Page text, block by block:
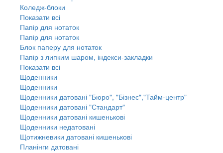
Коледж-блоки
Показати всі
Папір для нотаток
Папір для нотаток
Блок паперу для нотаток
Папір з липким шаром, індекси-закладки
Показати всі
Щоденники
Щоденники
Щоденники датовані "Бюро", "Бізнес","Тайм-центр"
Щоденники датовані "Стандарт"
Щоденники датовані кишенькові
Щоденники недатовані
Щотижневики датовані кишенькові
Планінги датовані